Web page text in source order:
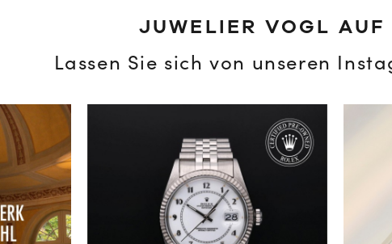
JUWELIER VOGL AUF
Lassen Sie sich von unseren